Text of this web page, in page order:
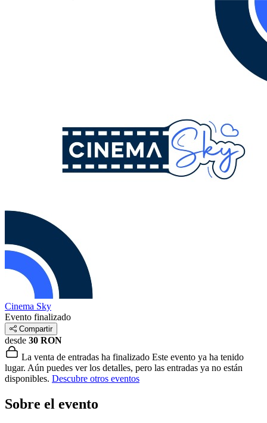
Cinema Sky
Evento finalizado
Compartir
desde 30 RON
La venta de entradas ha finalizado Este evento ya ha tenido
lugar. Aún puedes ver los detalles, pero las entradas ya no están
disponibles. Descubre otros eventos
Sobre el evento